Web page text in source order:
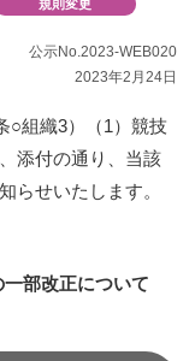
規則変更
公示No.2023-WEB020
2023年2月24日
○組織3）（1）競技
添付の通り、当該
らせいたします。
部改正について